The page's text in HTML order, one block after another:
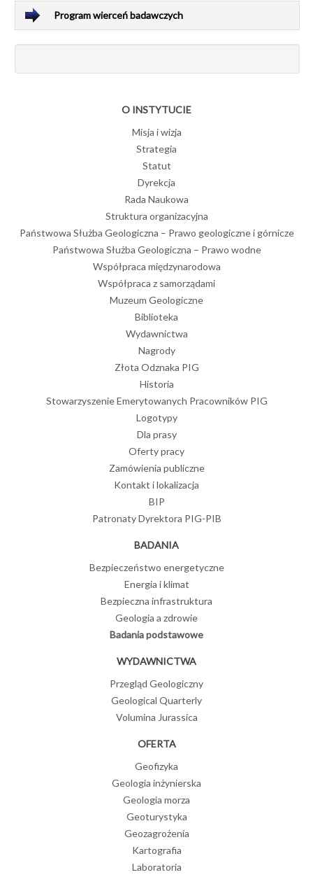
Program wierceń badawczych
O INSTYTUCIE
Misja i wizja
Strategia
Statut
Dyrekcja
Rada Naukowa
Struktura organizacyjna
Państwowa Służba Geologiczna – Prawo geologiczne i górnicze
Państwowa Służba Geologiczna – Prawo wodne
Współpraca międzynarodowa
Współpraca z samorządami
Muzeum Geologiczne
Biblioteka
Wydawnictwa
Nagrody
Złota Odznaka PIG
Historia
Stowarzyszenie Emerytowanych Pracowników PIG
Logotypy
Dla prasy
Oferty pracy
Zamówienia publiczne
Kontakt i lokalizacja
BIP
Patronaty Dyrektora PIG-PIB
BADANIA
Bezpieczeństwo energetyczne
Energia i klimat
Bezpieczna infrastruktura
Geologia a zdrowie
Badania podstawowe
WYDAWNICTWA
Przegląd Geologiczny
Geological Quarterly
Volumina Jurassica
OFERTA
Geofizyka
Geologia inżynierska
Geologia morza
Geoturystyka
Geozagrożenia
Kartografia
Laboratoria